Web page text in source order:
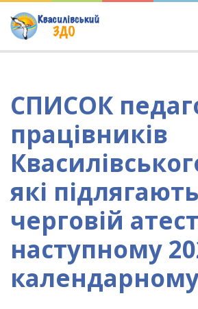
СПИСОК
працівників
які підлягають
черговій
наступному